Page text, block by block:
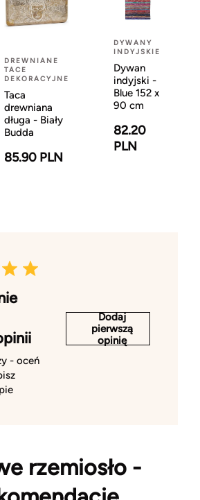
DREWNIANE
TACE
DEKORACYJNE
Taca
drewniana
długa - Biały
Budda
85.90 PLN
DYWANY
INDYJSKIE
Dywan
indyjski -
Blue 152 x
90 cm
82.20
PLN
- oceń
Dodaj
pierwszą
opinię
rzemiosło -